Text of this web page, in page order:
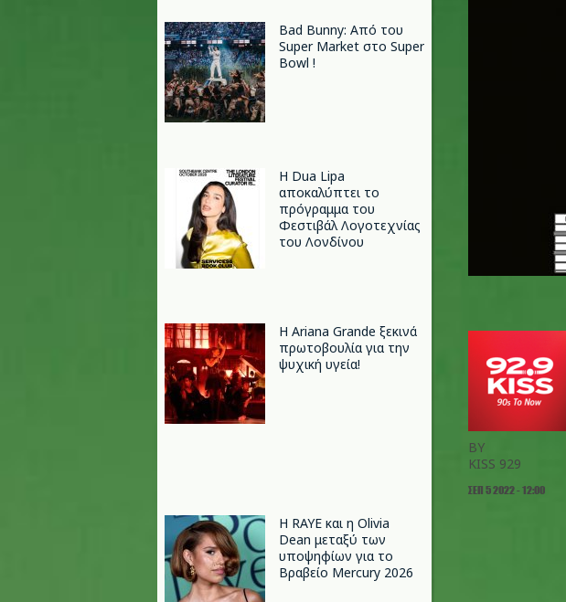
Bad Bunny: Από του
Super Market στο Super
Bowl !
Η Dua Lipa
αποκαλύπτει το
πρόγραμμα του
Φεστιβάλ Λογοτεχνίας
του Λονδίνου
Η Ariana Grande ξεκινά
πρωτοβουλία για την
ψυχική υγεία!
Η RAYE και η Olivia
Dean μεταξύ των
υποψηφίων για το
Βραβείο Mercury 2026
BY
KISS 929
ΣΕΠ 5 2022 - 12:00